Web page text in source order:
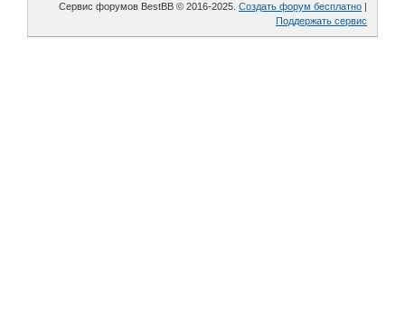
Сервис форумов BestBB © 2016-2025. Создать форум бесплатно
Поддержать сервис